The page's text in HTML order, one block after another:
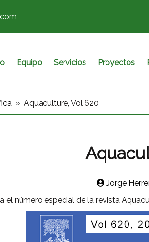
Equipo Servicios Proyectos
» Aquaculture, Vol 620
Jorge
el número especial de la revista